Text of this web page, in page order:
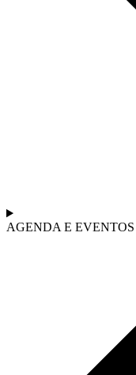
AGENDA E EVENTOS